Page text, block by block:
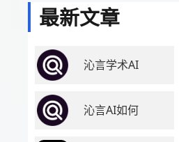
最新文章
沁言学术AI
沁言AI如何